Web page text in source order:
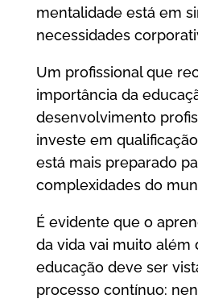
mentalidade está em
necessidades
Um profissional que
importância da
desenvolvimento
investe em
está mais preparado
complexidades do
É evidente que o
da vida vai muito além
educação deve ser
processo contínuo: